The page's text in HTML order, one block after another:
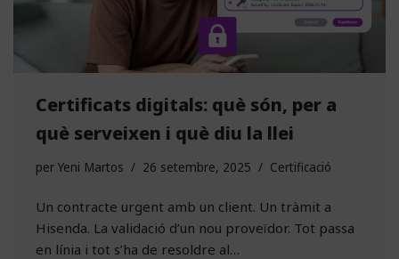
Certificats digitals: què són, per a
què serveixen i què diu la llei
per Yeni Martos 26 setembre, 2025 Certificació
Un contracte urgent amb un client. Un tràmit a
Hisenda. La validació d’un nou proveïdor. Tot passa
en línia i tot s’ha de resoldre al…